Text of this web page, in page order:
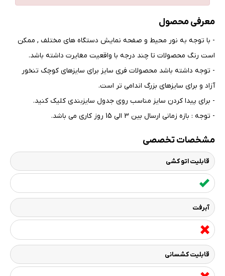
معرفی محصول
- با توجه به نور محیط و صفحه نمایش دستگاه های مختلف , ممکن
است رنگ محصولات تا چند درجه با واقعیت مغایرت داشته باشد.
- توجه داشته باشد محصولات فری سایز برای سایزهای کوچک تنخور
آزاد و برای سایزهای بزرگ اندامی تر است.
- برای پیدا کردن سایز مناسب روی جدول سایزبندی کلیک کنید.
- توجه : بازه زمانی ارسال بین 3 الی 15 روز کاری می باشد.
مشخصات تخصصی
قابلیت اتو کشی
آبرفت
قابلیت کشسانی